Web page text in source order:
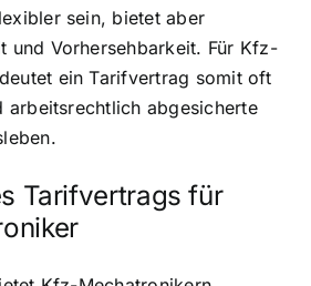
sein, bietet aber
und Vorhersehbarkeit. Für Kfz-
ein Tarifvertrag somit oft
arbeitsrechtlich abgesicherte
Tarifvertrags für